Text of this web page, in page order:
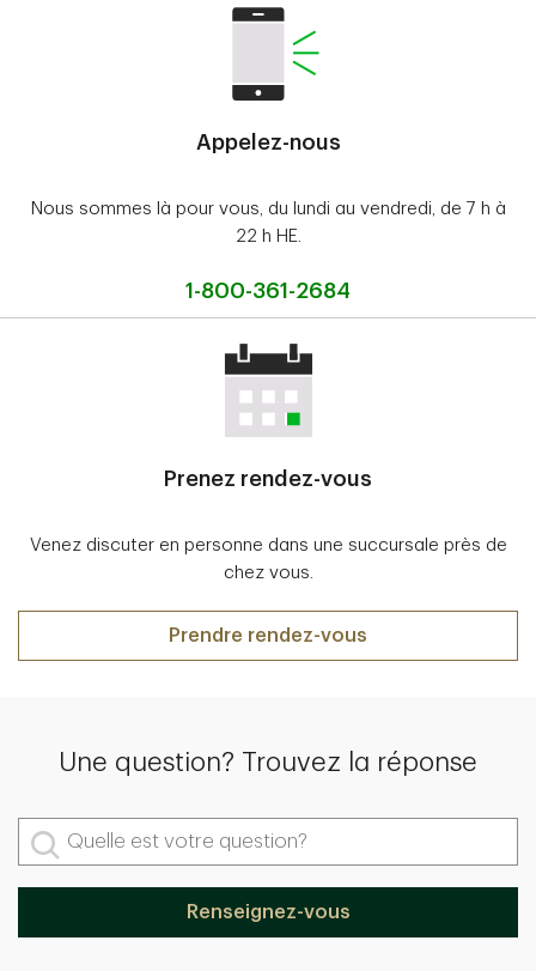
Appelez-nous
Nous sommes là pour vous, du lundi au vendredi, de 7 h à
22 h HE.
1-800-361-2684
Prenez rendez-vous
Venez discuter en personne dans une succursale près de
chez vous.
Prendre rendez-vous
Une question? Trouvez la réponse
Quelle est votre question?
Renseignez-vous